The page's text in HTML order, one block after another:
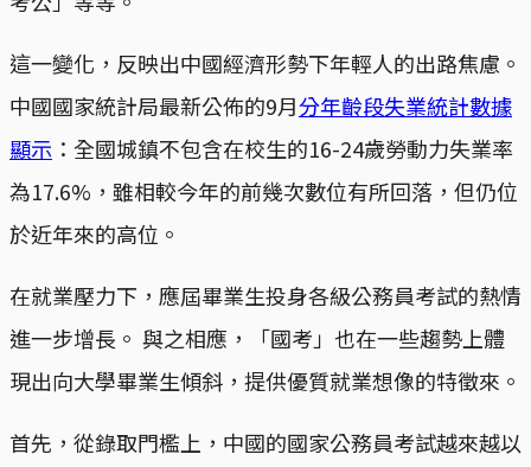
這一變化，反映出中國經濟形勢下年輕人的出路焦慮。
中國國家統計局最新公佈的9月分年齡段失業統計數據
顯示 ：全國城鎮不包含在校生的16-24歲勞動力失業率
為17.6%，雖相較今年的前幾次數位有所回落，但仍位
於近年來的高位。
在就業壓力下，應屆畢業生投身各級公務員考試的熱情
進一步增長。 與之相應，「國考」也在一些趨勢上體
現出向大學畢業生傾斜，提供優質就業想像的特徵來。
首先，從錄取門檻上，中國的國家公務員考試越來越以